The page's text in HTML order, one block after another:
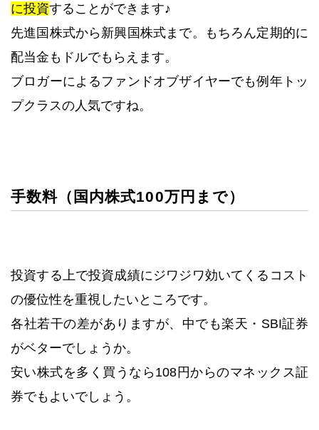
に投資することができます♪
先進国株式から新興国株式まで。もちろん定期的に
配当金もドルでもらえます。
ブロガーによるファンドオブザイヤーでも例年トッ
プクラスの人気ですね。
手数料（国内株式100万円まで）
投資する上で投資成績にジワジワ効いてくるコスト
の優位性を重視したいところです。
各社若干の差がありますが、中でも楽天・SBI証券
がベターでしょうか。
安い株式を多く買うなら108円からのマネックス証
券でもよいでしょう。